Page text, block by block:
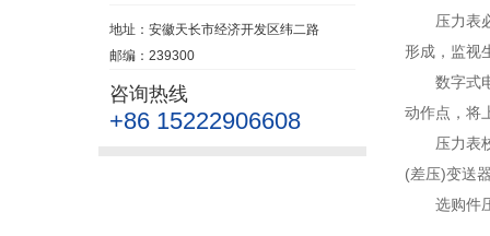
地址：安徽天长市经济开发区纬二路
邮编：239300
咨询热线
+86 15222906608
压力表
形成，监视
数字式
动作点，将
压力表
(差压)变送
选购件